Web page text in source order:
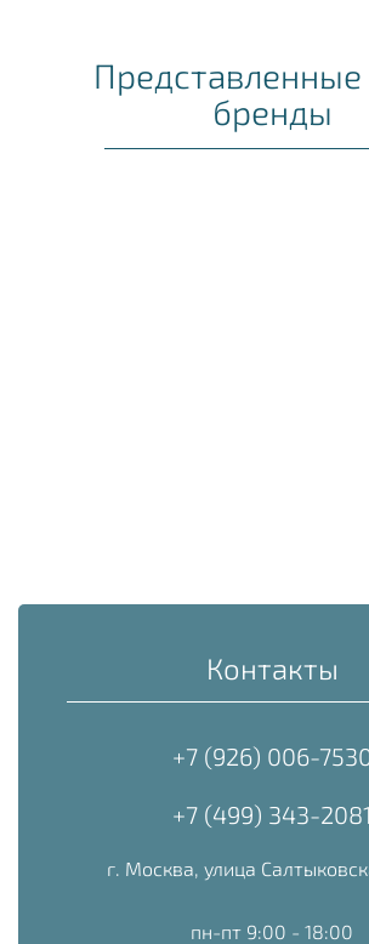
бренды
Контакты
+7 (926) 006-
+7 (499) 343-2081
г. Москва, улица
пн-пт 9:00 - 18:00